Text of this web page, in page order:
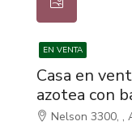
EN VENTA
Casa en
azotea con
Nelson 3300, ,